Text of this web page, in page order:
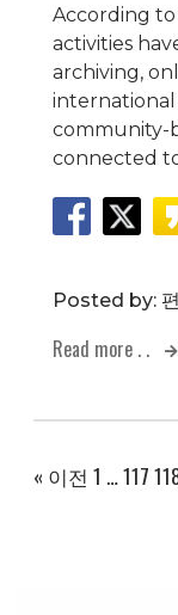
According
activities
archiving,
community-
connected
Posted by:
Read more . .
« 이전 1 …117